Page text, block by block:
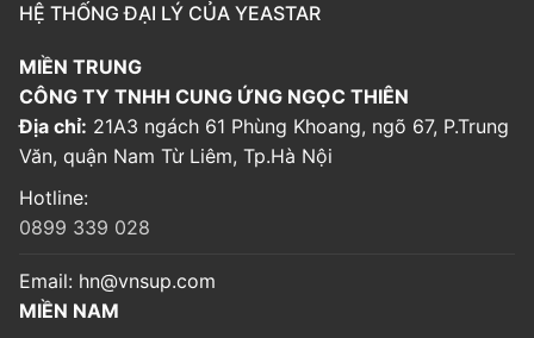
HỆ THỐNG ĐẠI LÝ CỦA YEASTAR
MIỀN TRUNG
CÔNG TY TNHH CUNG ỨNG NGỌC THIÊN
Địa chỉ: 21A3 ngách 61 Phùng Khoang, ngõ 67, P.Trung
Văn, quận Nam Từ Liêm, Tp.Hà Nội
Hotline:
0899 339 028
Email: hn@vnsup.com
MIỀN NAM